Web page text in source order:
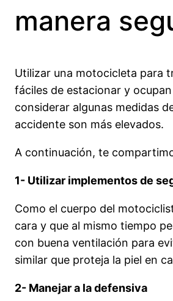
manera
Utilizar una motocicleta para
fáciles de estacionar y
considerar algunas medidas
accidente son más elevados.
A continuación, te
1- Utilizar implementos de
Como el cuerpo del
cara y que al mismo tiempo
con buena ventilación para
similar que proteja la piel en
2- Manejar a la defensiva